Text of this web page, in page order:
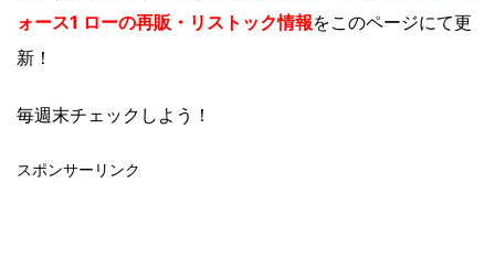
ォース1 ローの再販・リストック情報をこのページにて更
新！
毎週末チェックしよう！
スポンサーリンク